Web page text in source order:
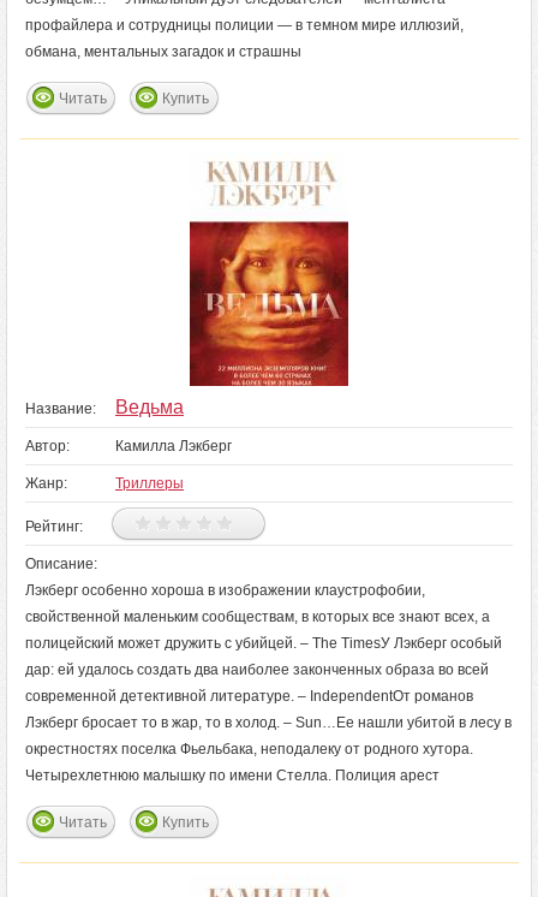
профайлера и сотрудницы полиции — в темном мире иллюзий,
обмана, ментальных загадок и страшны
Читать Купить
Название: Ведьма
Автор: Камилла Лэкберг
Жанр: Триллеры
Рейтинг:
Описание:
Лэкберг особенно хороша в изображении клаустрофобии,
свойственной маленьким сообществам, в которых все знают всех, а
полицейский может дружить с убийцей. – The TimesУ Лэкберг особый
дар: ей удалось создать два наиболее законченных образа во всей
современной детективной литературе. – IndependentОт романов
Лэкберг бросает то в жар, то в холод. – Sun…Ее нашли убитой в лесу в
окрестностях поселка Фьельбака, неподалеку от родного хутора.
Четырехлетнюю малышку по имени Стелла. Полиция арест
Читать Купить